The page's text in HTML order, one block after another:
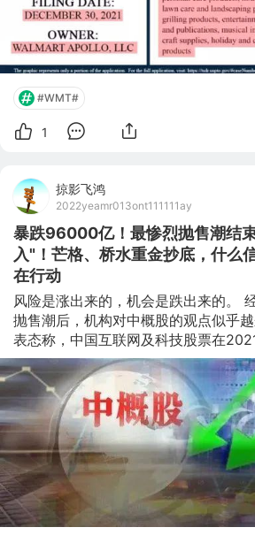
#WMT#
1
掠影飞鸿
2022yeamr013ont111111ay
暴跌96000亿！最惨烈抛售潮结
入"！芒格、桥水重金抄底，什么
在行动
风险是涨出来的，机会是跌出来的。
抛售潮后，机构对中概股的观点似乎
表态称，中国互联网及科技股票在
大的回调，在低估值、监管政策缓和
入机会；另外，花旗、瑞银、杰富瑞
司在美股市场已“调整过度”，现在可
候。 监管风暴、抛售潮、暴跌、退市
2021年的关键词。2021年全年来看，
（已剔除2021年上市）总市值累计缩
合人民币52000亿元）。另外，在香
巨头也遭遇了抛售潮，香港恒生科技
总市值